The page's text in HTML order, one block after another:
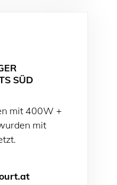
SÜD
mit 400W +
mit